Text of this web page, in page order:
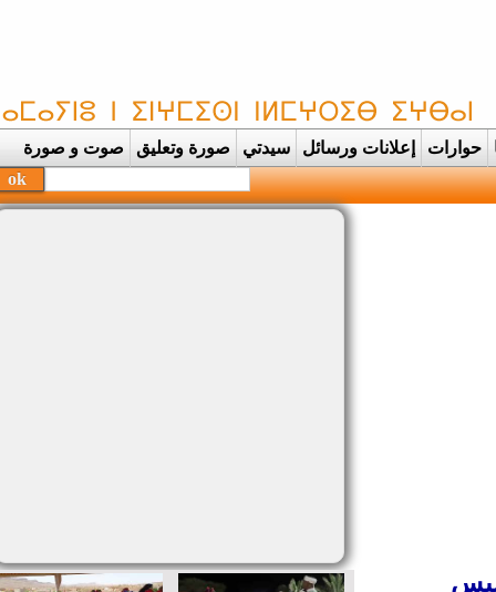
حوارات إعلانات ورسائل سيدتي صورة وتعليق صوت و صورة
ال70 لتأسيس